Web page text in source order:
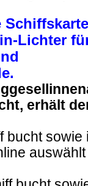
Lichter
erhält
bucht sowie